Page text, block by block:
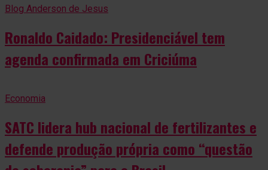
Blog Anderson de Jesus
Ronaldo Caidado: Presidenciável tem
agenda confirmada em Criciúma
Economia
SATC lidera hub nacional de fertilizantes e
defende produção própria como “questão